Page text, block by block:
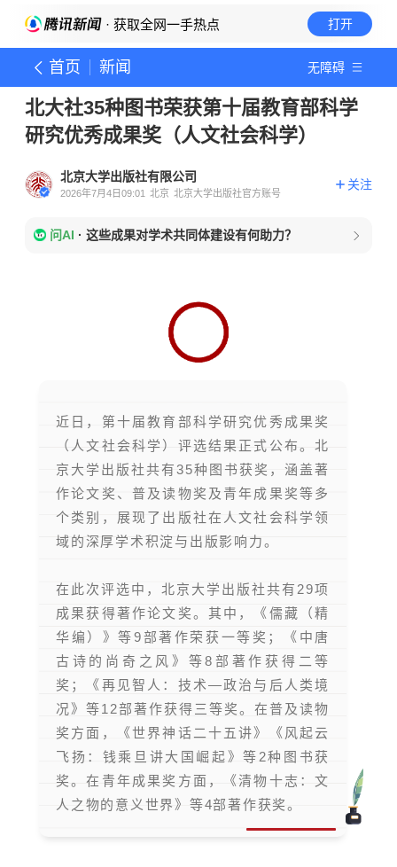
· 获取全网一手热点 打开
首页 新闻 无障碍
北大社35种图书荣获第十届教育部科学
研究优秀成果奖（人文社会科学）
北京大学出版社有限公司
2026年7月4日09:01 北京 北京大学出版社官方账号
关注
问AI · 这些成果对学术共同体建设有何助力？
近日，第十届教育部科学研究优秀成果奖
（人文社会科学）评选结果正式公布。北
京大学出版社共有35种图书获奖，涵盖著
作论文奖、普及读物奖及青年成果奖等多
个类别，展现了出版社在人文社会科学领
域的深厚学术积淀与出版影响力。
在此次评选中，北京大学出版社共有29项
成果获得著作论文奖。其中，《儒藏（精
华编）》等9部著作荣获一等奖；《中唐
古诗的尚奇之风》等8部著作获得二等
奖；《再见智人：技术—政治与后人类境
况》等12部著作获得三等奖。在普及读物
奖方面，《世界神话二十五讲》《风起云
飞扬：钱乘旦讲大国崛起》等2种图书获
奖。在青年成果奖方面，《清物十志：文
人之物的意义世界》等4部著作获奖。